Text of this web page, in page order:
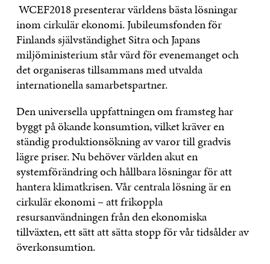
WCEF2018 presenterar världens bästa lösningar
inom cirkulär ekonomi. Jubileumsfonden för
Finlands självständighet Sitra och Japans
miljöministerium står värd för evenemanget och
det organiseras tillsammans med utvalda
internationella samarbetspartner.
Den universella uppfattningen om framsteg har
byggt på ökande konsumtion, vilket kräver en
ständig produktionsökning av varor till gradvis
lägre priser. Nu behöver världen akut en
systemförändring och hållbara lösningar för att
hantera klimatkrisen. Vår centrala lösning är en
cirkulär ekonomi – att frikoppla
resursanvändningen från den ekonomiska
tillväxten, ett sätt att sätta stopp för vår tidsålder av
överkonsumtion.